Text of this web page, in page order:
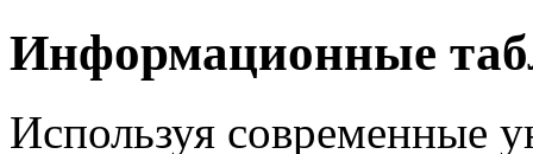
Информационные
Используя современные